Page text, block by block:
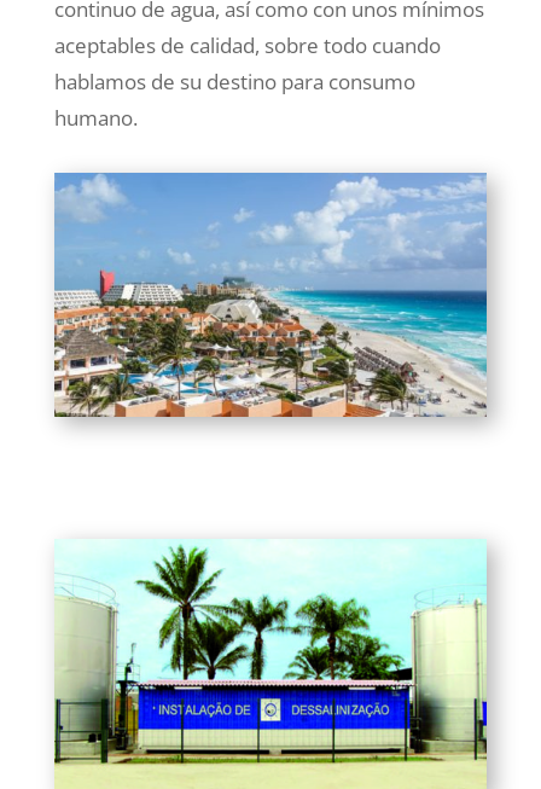
continuo de agua, así como con unos mínimos
aceptables de calidad, sobre todo cuando
hablamos de su destino para consumo
humano.